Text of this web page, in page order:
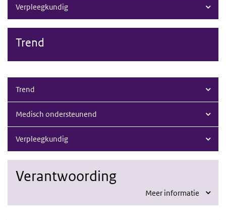
Verpleegkundig
Trend
Trend
Medisch ondersteunend
Verpleegkundig
Verantwoording
Meer informatie